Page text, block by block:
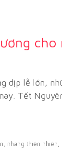
cho
dịp lễ lớn,
Tết
nhang thiên nhiên